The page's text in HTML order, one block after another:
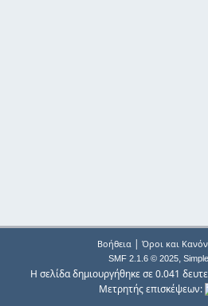
Βοήθεια| Όροι και
SMF 2.1.6 © 2025,
Η σελίδα δημιουργήθηκε σε 0.041
Μετρητής επισκέψεων: